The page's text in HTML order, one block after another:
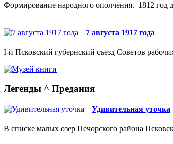
Формирование народного ополчения. 1812 год
7 августа 1917 года
I-й Псковский губернский съезд Советов
Легенды ^ Предания
Удивительная уточка
В списке малых озер Печорского района